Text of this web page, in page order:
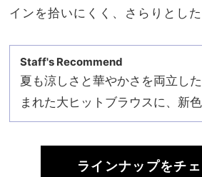
インを拾いにくく、さらりとした
Staff's Recommend
夏も涼しさと華やかさを両立し
まれた大ヒットブラウスに、新色
ラインナップをチェ